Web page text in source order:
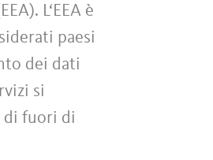
L‘EEA è
paesi
dei dati
si
di fuori di